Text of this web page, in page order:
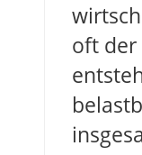
oft der